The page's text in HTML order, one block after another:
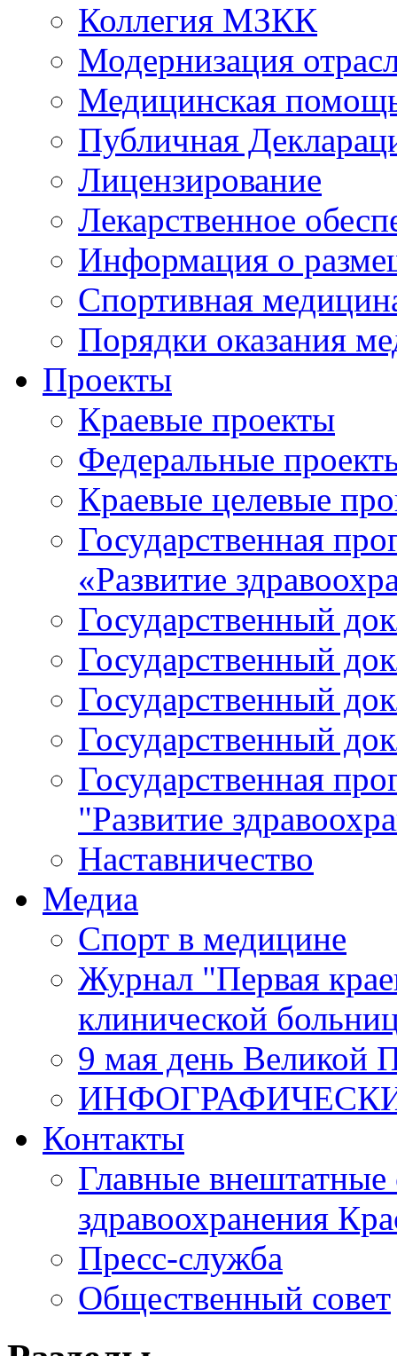
Коллегия МЗКК
Модернизация
Медицинская
Публичная
Лицензирование
Лекарственное
Информация о
Спортивная
Порядки оказания
Проекты
Краевые проекты
Федеральные
Краевые целевые
Государственная
«Развитие
Государственный
Государственный
Государственный
Государственный
Государственная
"Развитие
Наставничество
Медиа
Спорт в медицине
Журнал "Первая
клинической
9 мая день Великой
Контакты
Главные внештатные
здравоохранения
Пресс-служба
Общественный совет